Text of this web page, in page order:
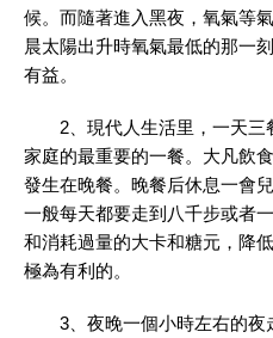
候。而隨著進入黑夜，氧氣等
晨太陽出升時氧氣最低的那一
有益。
2、現代人生活里，一天三
家庭的最重要的一餐。大凡飲
發生在晚餐。晚餐后休息一會
一般每天都要走到八千步或者
和消耗過量的大卡和糖元，降
極為有利的。
3、夜晚一個小時左右的夜